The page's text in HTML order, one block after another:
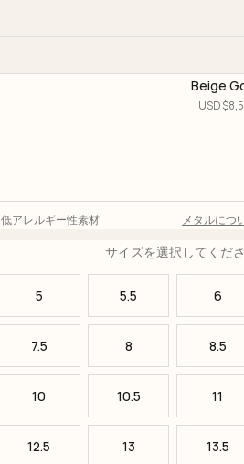
Beige
USD $
低アレルギー性素材 メタルにつ
サイズを選択してくだ
5 5.5 6
7.5 8 8.5
10 10.5 11
12.5 13 13.5